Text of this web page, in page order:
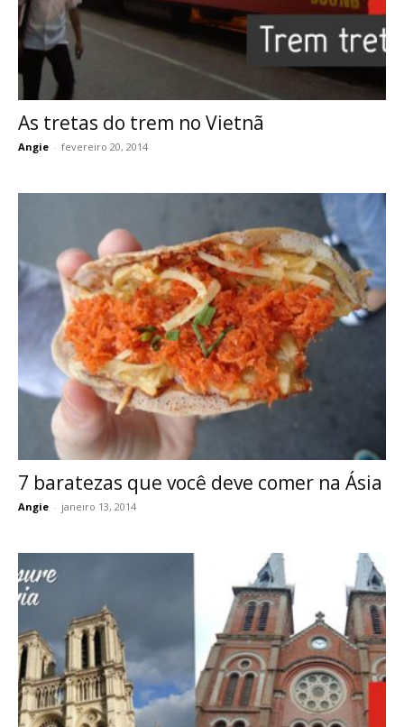
As tretas do trem no Vietnã
Angie - fevereiro 20, 2014
7 baratezas que você deve comer na Ásia
Angie - janeiro 13, 2014